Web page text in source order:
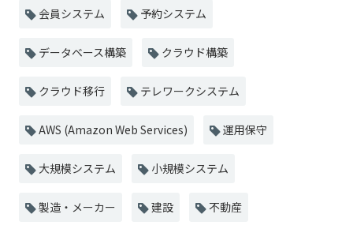
会員システム 予約システム
データベース構築 クラウド構築
クラウド移行 テレワークシステム
AWS (Amazon Web Services) 運用保守
大規模システム 小規模システム
製造・メーカー 建設 不動産